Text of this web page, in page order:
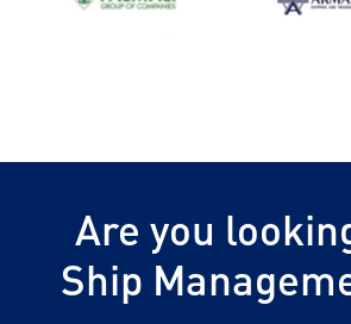
Are you
Ship